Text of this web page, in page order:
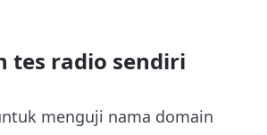
tes radio sendiri
menguji nama domain